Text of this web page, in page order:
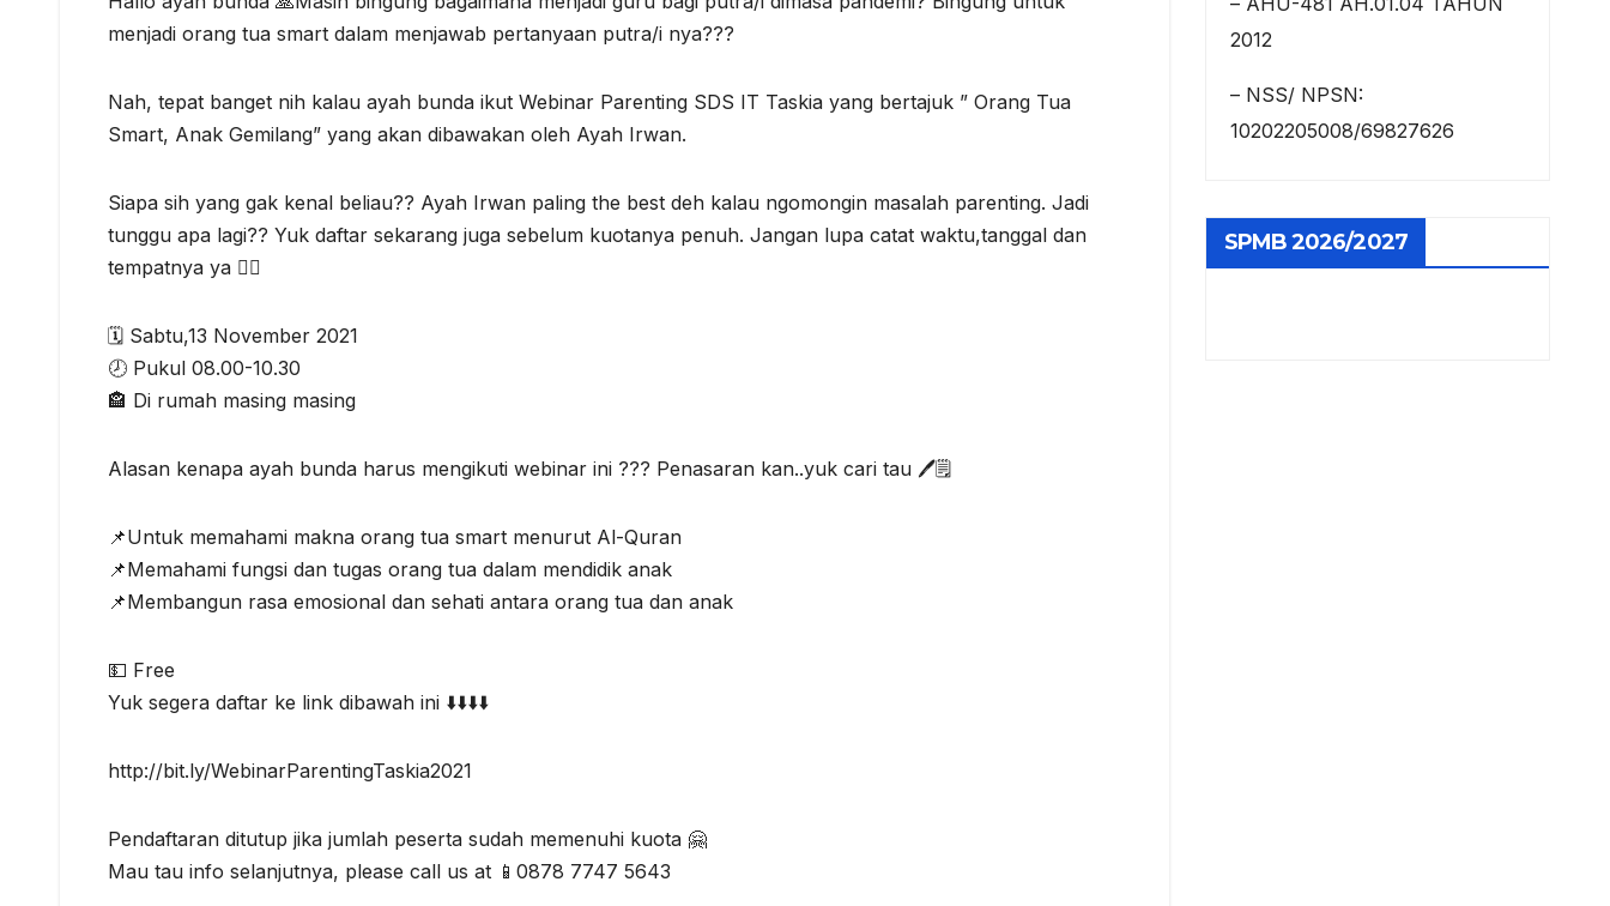
menjadi orang tua smart dalam menjawab pertanyaan putra/i nya???
Nah, tepat banget nih kalau ayah bunda ikut Webinar Parenting SDS IT Taskia yang bertajuk ” Orang Tua
Smart, Anak Gemilang” yang akan dibawakan oleh Ayah Irwan.
Siapa sih yang gak kenal beliau?? Ayah Irwan paling the best deh kalau ngomongin masalah parenting. Jadi
tunggu apa lagi?? Yuk daftar sekarang juga sebelum kuotanya penuh. Jangan lupa catat waktu,tanggal dan
tempatnya ya 👇🏻
🗓️ Sabtu,13 November 2021
🕗 Pukul 08.00-10.30
🏤 Di rumah masing masing
Alasan kenapa ayah bunda harus mengikuti webinar ini ??? Penasaran kan..yuk cari tau 🖊️🗒️
📌Untuk memahami makna orang tua smart menurut Al-Quran
📌Memahami fungsi dan tugas orang tua dalam mendidik anak
📌Membangun rasa emosional dan sehati antara orang tua dan anak
💵 Free
Yuk segera daftar ke link dibawah ini ⬇️⬇️⬇️⬇️
http://bit.ly/WebinarParentingTaskia2021
Pendaftaran ditutup jika jumlah peserta sudah memenuhi kuota 🤗
Mau tau info selanjutnya, please call us at 📱0878 7747 5643
2012
– NSS/ NPSN:
10202205008/69827626
SPMB 2026/2027